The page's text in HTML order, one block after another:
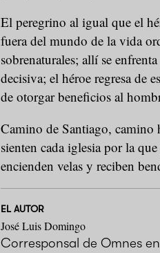
El peregrino al igual que el
fuera del mundo de la vida
sobrenaturales; allí se
decisiva; el héroe regresa de
de otorgar beneficios al
Camino de Santiago, camino
sienten cada iglesia por la
encienden velas y reciben
EL AUTOR
José Luis Domingo
Corresponsal de Omnes